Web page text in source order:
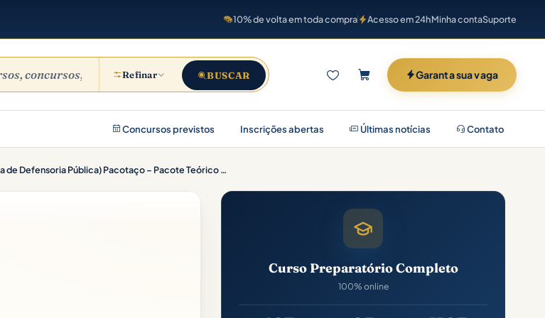
10% de volta em toda compra Acesso em 24hMinha contaSuporte
Refinar BUSCAR Garanta sua vaga
Concursos previstos Inscrições abertas Últimas notícias Contato
DPE-SP (Analista de Defensoria Pública) Pacotaço – Pacote Teórico + Passo Estratégico
Curso Preparatório Completo
100% online